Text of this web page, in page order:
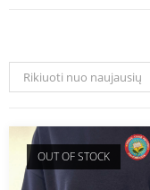
Rikiuoti nuo naujausių
OUT OF STOCK